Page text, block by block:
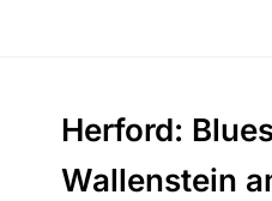
Herford:
Wallenstein